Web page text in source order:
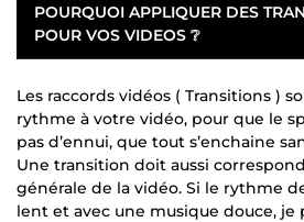
POURQUOI APPLIQUER DES
POUR VOS VIDEOS ❔
Les raccords vidéos ( Transitions )
rythme à votre vidéo, pour que le
pas d’ennui, que tout s’enchaine
Une transition doit aussi
générale de la vidéo. Si le rythme
lent et avec une musique douce, je